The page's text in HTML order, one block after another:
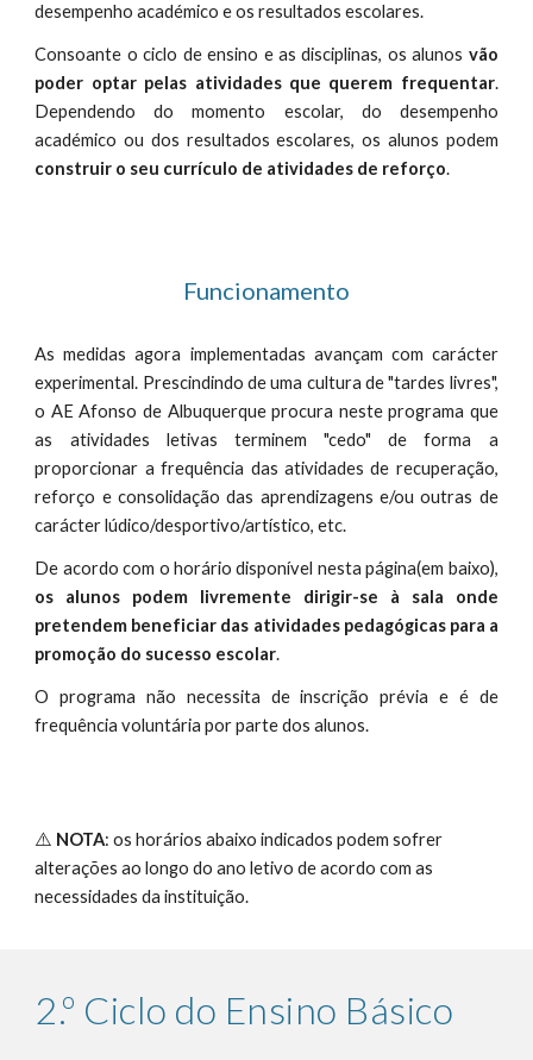
desempenho académico e os resultados escolares.
Consoante o ciclo de ensino e as disciplinas, os alunos vão
poder optar pelas atividades que querem frequentar.
Dependendo do momento escolar, do desempenho
académico ou dos resultados escolares, os alunos podem
construir o seu currículo de atividades de reforço.
Funcionamento
As medidas agora implementadas avançam com carácter
experimental. Prescindindo de uma cultura de "tardes livres",
o AE Afonso de Albuquerque procura neste programa que
as atividades letivas terminem "cedo" de forma a
proporcionar a frequência das atividades de recuperação,
reforço e consolidação das aprendizagens e/ou outras de
carácter lúdico/desportivo/artístico, etc.
De acordo com o horário disponível nesta página(em baixo),
os alunos podem livremente dirigir-se à sala onde
pretendem beneficiar das atividades pedagógicas para a
promoção do sucesso escolar.
O programa não necessita de inscrição prévia e é de
frequência voluntária por parte dos alunos.
⚠️ NOTA: os horários abaixo indicados podem sofrer
alterações ao longo do ano letivo de acordo com as
necessidades da instituição.
2.º Ciclo do Ensino Básico